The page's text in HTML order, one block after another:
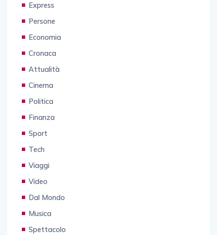
Express
Persone
Economia
Cronaca
Attualità
Cinema
Politica
Finanza
Sport
Tech
Viaggi
Video
Dal Mondo
Musica
Spettacolo